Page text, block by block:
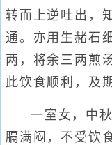
转而上逆吐出，
通。亦用生赭石
两，将余三两煎
此饮食顺利，及
一室女，中秋
膈满闷，不受饮